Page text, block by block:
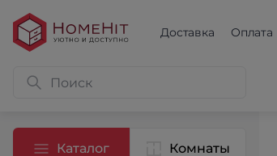
Доставка Оплата
Каталог Комнаты